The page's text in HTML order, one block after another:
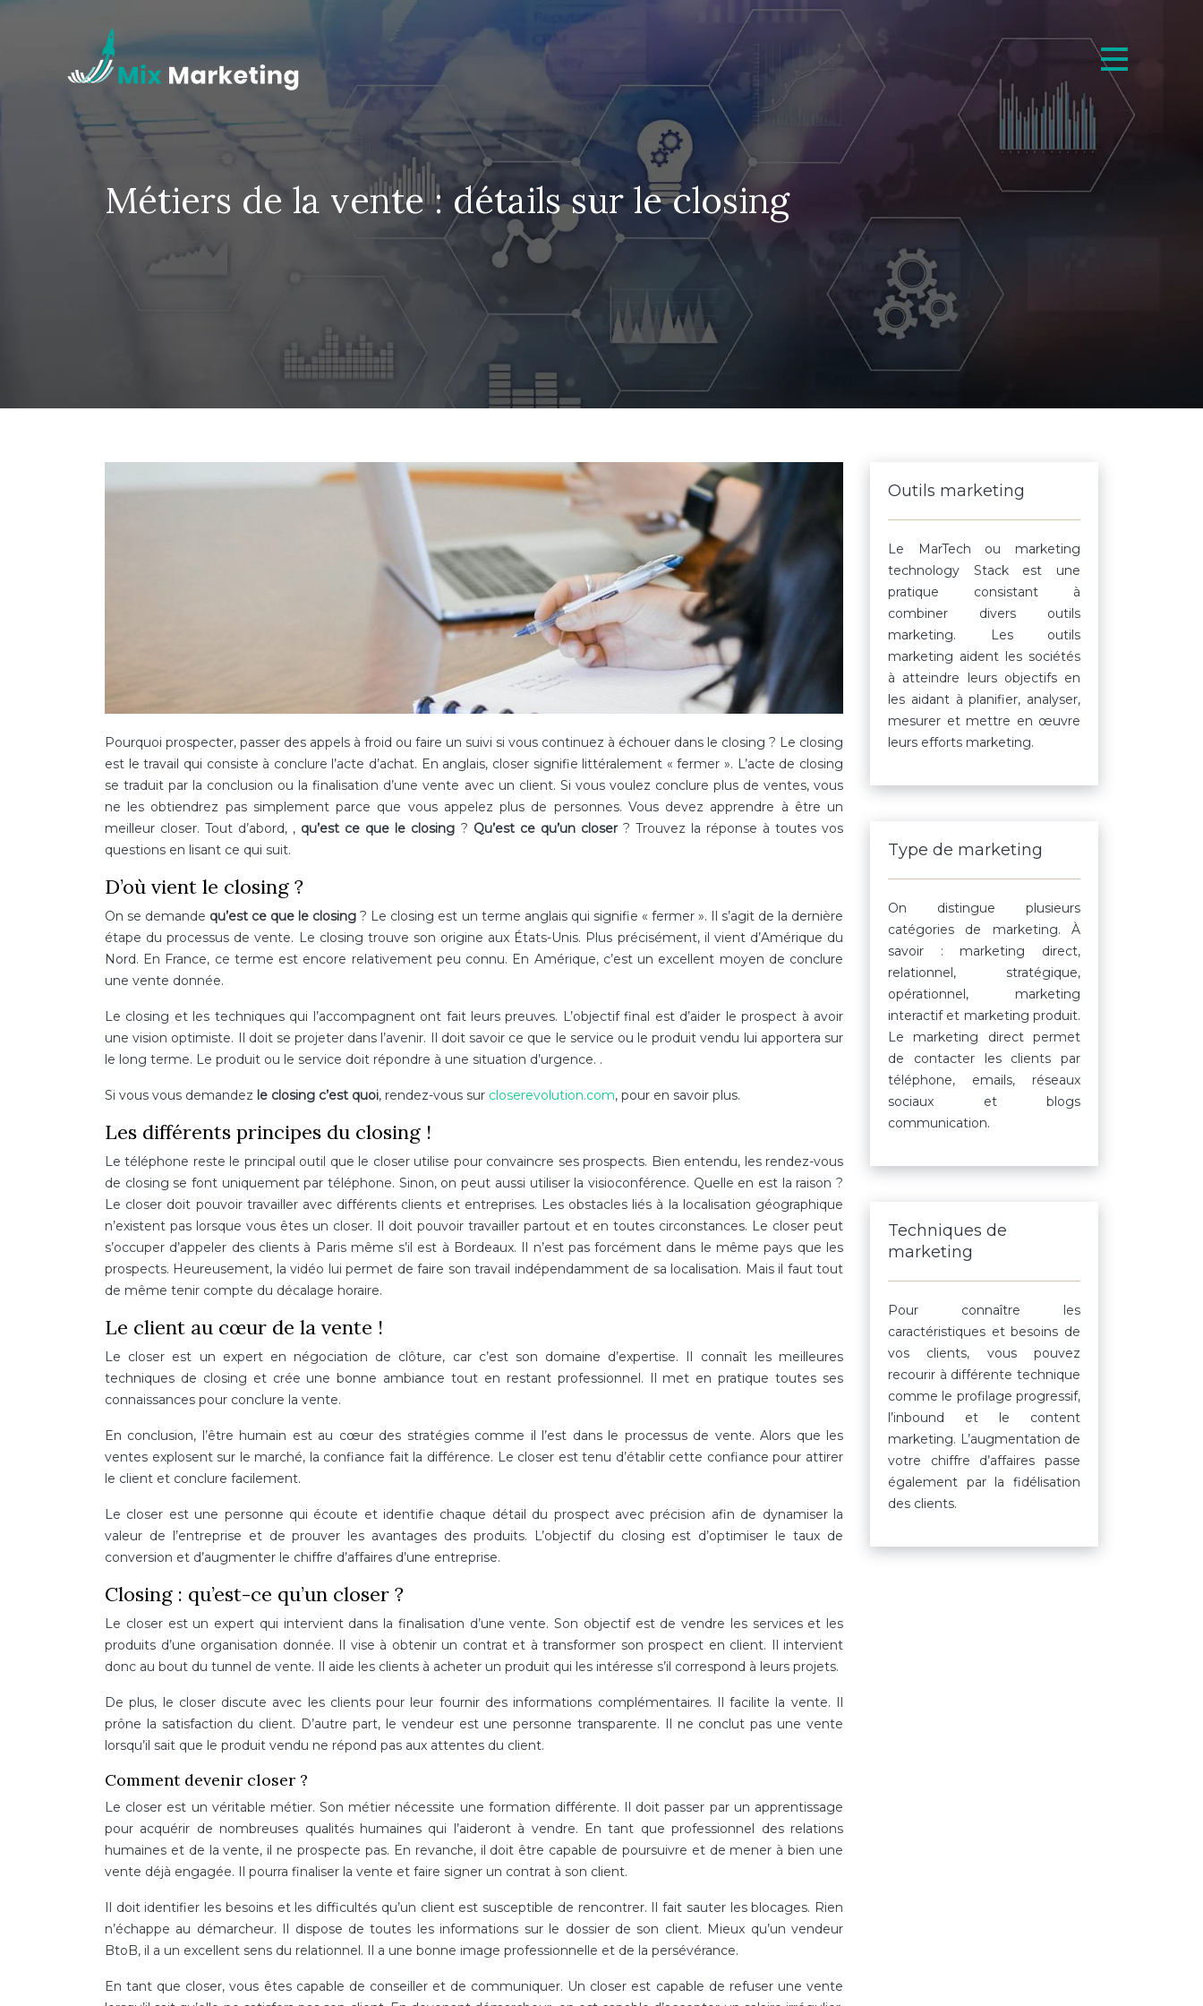
Métiers de la vente : détails sur le closing
Pourquoi prospecter, passer des appels à froid ou faire un suivi si vous continuez à échouer dans le closing ? Le closing
est le travail qui consiste à conclure l’acte d’achat. En anglais, closer signifie littéralement « fermer ». L’acte de closing
se traduit par la conclusion ou la finalisation d’une vente avec un client. Si vous voulez conclure plus de ventes, vous
ne les obtiendrez pas simplement parce que vous appelez plus de personnes. Vous devez apprendre à être un
meilleur closer. Tout d’abord, , qu’est ce que le closing ? Qu’est ce qu’un closer? Trouvez la réponse à toutes vos
questions en lisant ce qui suit.
D’où vient le closing ?
On se demande qu’est ce que le closing? Le closing est un terme anglais qui signifie « fermer ». Il s’agit de la dernière
étape du processus de vente. Le closing trouve son origine aux États-Unis. Plus précisément, il vient d’Amérique du
Nord. En France, ce terme est encore relativement peu connu. En Amérique, c’est un excellent moyen de conclure
une vente donnée.
Le closing et les techniques qui l’accompagnent ont fait leurs preuves. L’objectif final est d’aider le prospect à avoir
une vision optimiste. Il doit se projeter dans l’avenir. Il doit savoir ce que le service ou le produit vendu lui apportera sur
le long terme. Le produit ou le service doit répondre à une situation d’urgence. .
Si vous vous demandez le closing c’est quoi, rendez-vous sur closerevolution.com, pour en savoir plus.
Les différents principes du closing !
Le téléphone reste le principal outil que le closer utilise pour convaincre ses prospects. Bien entendu, les rendez-vous
de closing se font uniquement par téléphone. Sinon, on peut aussi utiliser la visioconférence. Quelle en est la raison ?
Le closer doit pouvoir travailler avec différents clients et entreprises. Les obstacles liés à la localisation géographique
n’existent pas lorsque vous êtes un closer. Il doit pouvoir travailler partout et en toutes circonstances. Le closer peut
s’occuper d’appeler des clients à Paris même s’il est à Bordeaux. Il n’est pas forcément dans le même pays que les
prospects. Heureusement, la vidéo lui permet de faire son travail indépendamment de sa localisation. Mais il faut tout
de même tenir compte du décalage horaire.
Le client au cœur de la vente !
Le closer est un expert en négociation de clôture, car c’est son domaine d’expertise. Il connaît les meilleures
techniques de closing et crée une bonne ambiance tout en restant professionnel. Il met en pratique toutes ses
connaissances pour conclure la vente.
En conclusion, l’être humain est au cœur des stratégies comme il l’est dans le processus de vente. Alors que les
ventes explosent sur le marché, la confiance fait la différence. Le closer est tenu d’établir cette confiance pour attirer
le client et conclure facilement.
Le closer est une personne qui écoute et identifie chaque détail du prospect avec précision afin de dynamiser la
valeur de l’entreprise et de prouver les avantages des produits. L’objectif du closing est d’optimiser le taux de
conversion et d’augmenter le chiffre d’affaires d’une entreprise.
Closing : qu’est-ce qu’un closer ?
Le closer est un expert qui intervient dans la finalisation d’une vente. Son objectif est de vendre les services et les
produits d’une organisation donnée. Il vise à obtenir un contrat et à transformer son prospect en client. Il intervient
donc au bout du tunnel de vente. Il aide les clients à acheter un produit qui les intéresse s’il correspond à leurs projets.
De plus, le closer discute avec les clients pour leur fournir des informations complémentaires. Il facilite la vente. Il
prône la satisfaction du client. D’autre part, le vendeur est une personne transparente. Il ne conclut pas une vente
lorsqu’il sait que le produit vendu ne répond pas aux attentes du client.
Comment devenir closer ?
Le closer est un véritable métier. Son métier nécessite une formation différente. Il doit passer par un apprentissage
pour acquérir de nombreuses qualités humaines qui l’aideront à vendre. En tant que professionnel des relations
humaines et de la vente, il ne prospecte pas. En revanche, il doit être capable de poursuivre et de mener à bien une
vente déjà engagée. Il pourra finaliser la vente et faire signer un contrat à son client.
Il doit identifier les besoins et les difficultés qu’un client est susceptible de rencontrer. Il fait sauter les blocages. Rien
n’échappe au démarcheur. Il dispose de toutes les informations sur le dossier de son client. Mieux qu’un vendeur
BtoB, il a un excellent sens du relationnel. Il a une bonne image professionnelle et de la persévérance.
En tant que closer, vous êtes capable de conseiller et de communiquer. Un closer est capable de refuser une vente
Outils marketing
Le MarTech ou marketing
technology Stack est une
pratique consistant à
combiner divers outils
marketing. Les outils
marketing aident les sociétés
à atteindre leurs objectifs en
les aidant à planifier, analyser,
mesurer et mettre en œuvre
leurs efforts marketing.
Type de marketing
On distingue plusieurs
catégories de marketing. À
savoir : marketing direct,
relationnel, stratégique,
opérationnel, marketing
interactif et marketing produit.
Le marketing direct permet
de contacter les clients par
téléphone, emails, réseaux
sociaux et blogs
communication.
Techniques de
marketing
Pour connaître les
caractéristiques et besoins de
vos clients, vous pouvez
recourir à différente technique
comme le profilage progressif,
l’inbound et le content
marketing. L’augmentation de
votre chiffre d’affaires passe
également par la fidélisation
des clients.